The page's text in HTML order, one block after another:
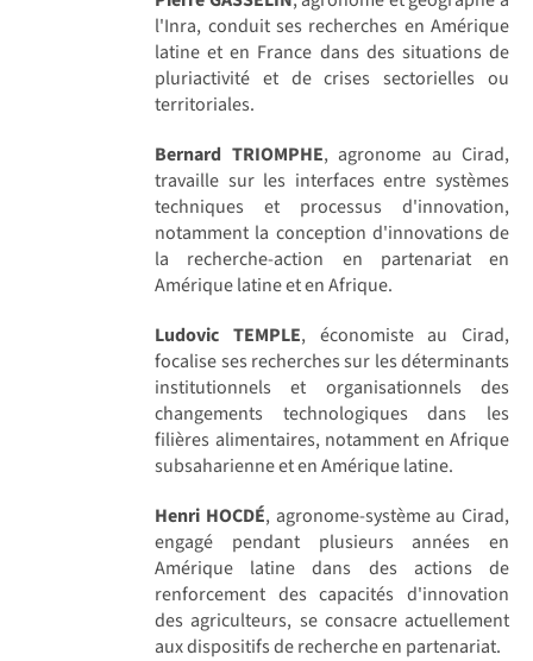
l'Inra, conduit ses recherches en Amérique
latine et en France dans des situations de
pluriactivité et de crises sectorielles ou
territoriales.
Bernard TRIOMPHE, agronome au Cirad,
travaille sur les interfaces entre systèmes
techniques et processus d'innovation,
notamment la conception d'innovations de
la recherche-action en partenariat en
Amérique latine et en Afrique.
Ludovic TEMPLE, économiste au Cirad,
focalise ses recherches sur les déterminants
institutionnels et organisationnels des
changements technologiques dans les
filières alimentaires, notamment en Afrique
subsaharienne et en Amérique latine.
Henri HOCDÉ, agronome-système au Cirad,
engagé pendant plusieurs années en
Amérique latine dans des actions de
renforcement des capacités d'innovation
des agriculteurs, se consacre actuellement
aux dispositifs de recherche en partenariat.